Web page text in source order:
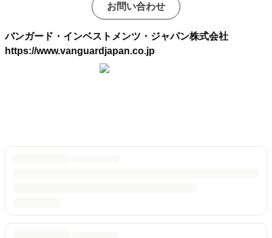
お問い合わせ
バンガード・インベストメンツ・ジャパン株式会社
https://www.vanguardjapan.co.jp